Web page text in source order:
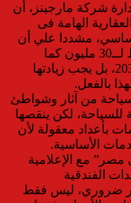
شركة مارجينز، أن
الهامة فى
مشددا علي أن
مصر تحتاج لزيادة أعداد السائحين ليس فقط لــ30 مليون كما
تستهدف الدولة في خطتها العاجلة بحلول 2030، بل يجب زيادتها
من آثار وشواطئ
للسياحة، لكن ينقصها
بأعداد معقولة لأن
الأساسية.
مصر” مع الإعلامية
الفندقية
ضروري، ليس فقط